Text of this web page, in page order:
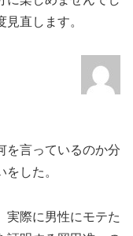
直します。
を言っているのか分
した。
実際に男性にモテた